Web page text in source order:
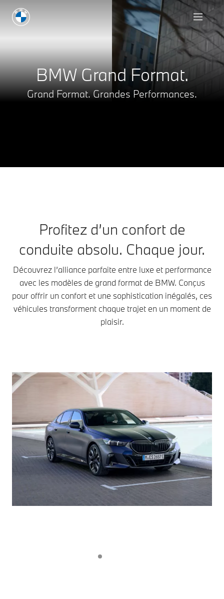
BMW Grand Format.
Grand Format. Grandes Performances.
Demande d'offre
Profitez d’un confort de
conduite absolu. Chaque jour.
Découvrez l’alliance parfaite entre luxe et performance
avec les modèles de grand format de BMW. Conçus
pour offrir un confort et une sophistication inégalés, ces
véhicules transforment chaque trajet en un moment de
plaisir.